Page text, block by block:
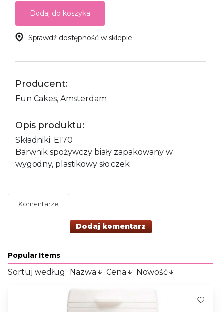
Dodaj do koszyka
Sprawdź dostępność w sklepie
Producent:
Fun Cakes, Amsterdam
Opis produktu:
Składniki: E170
Barwnik spożywczy biały zapakowany w
wygodny, plastikowy słoiczek
Komentarze
Dodaj komentarz
Popular Items
Sortuj według: Nazwa Cena Nowość